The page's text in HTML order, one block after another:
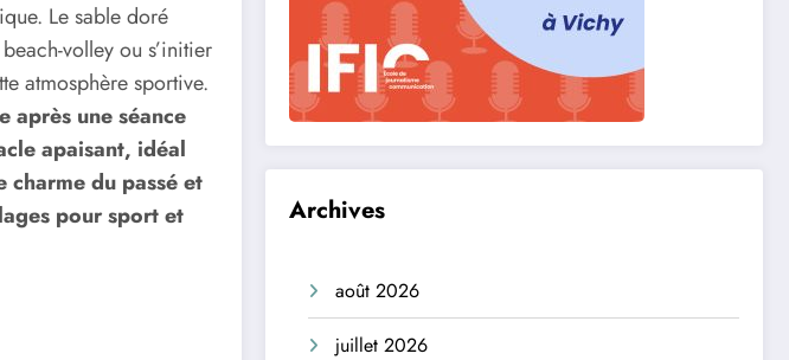
Le sable doré
volley ou s’initier
atmosphère sportive.
après une séance
apaisant, idéal
du passé et
pour sport et
Archives
août 2026
juillet 2026